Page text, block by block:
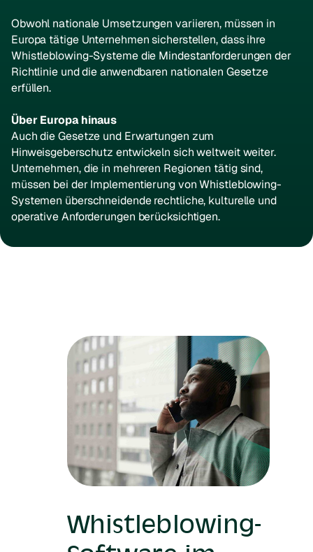
Obwohl nationale Umsetzungen variieren, müssen in
Europa tätige Unternehmen sicherstellen, dass ihre
Whistleblowing-Systeme die Mindestanforderungen der
Richtlinie und die anwendbaren nationalen Gesetze
erfüllen.
Über Europa hinaus
Auch die Gesetze und Erwartungen zum
Hinweisgeberschutz entwickeln sich weltweit weiter.
Unternehmen, die in mehreren Regionen tätig sind,
müssen bei der Implementierung von Whistleblowing-
Systemen überschneidende rechtliche, kulturelle und
operative Anforderungen berücksichtigen.
Whistleblowing-